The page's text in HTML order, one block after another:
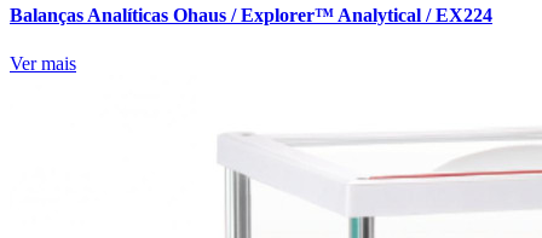
Balanças Analíticas Ohaus / Explorer™ Analytical / EX224
Ver mais